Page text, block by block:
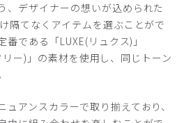
、デザイナーの想いが込められた
隔てなくアイテムを選ぶことがで
である「LUXE(リュクス)」
リー)」の素材を使用し、同じトーン
アンスカラーで取り揃えており、